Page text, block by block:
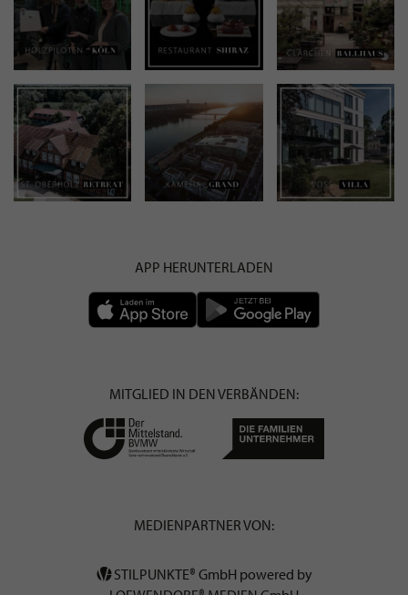
APP HERUNTERLADEN
MITGLIED IN DEN VERBÄNDEN:
MEDIENPARTNER VON:
STILPUNKTE® GmbH powered by